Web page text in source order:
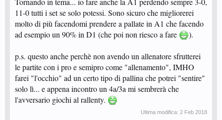
11-0 tutti i set se solo potessi. Sono sicuro che migliorerei
molto di più facendomi prendere a pallate in A1 che facendo
ad esempio un 90% in D1 (che poi non riesco a fare
).
p.s. questo anche perchè non avendo un allenatore sfrutterei
le partite con i pro e semipro come "allenamento", IMHO
farei "l'occhio" ad un certo tipo di pallina che potrei "sentire"
solo lì... e appena incontro un 4a/3a mi sembrerà che
l'avversario giochi al rallenty.
Ultima modifica: 2 Feb 2018